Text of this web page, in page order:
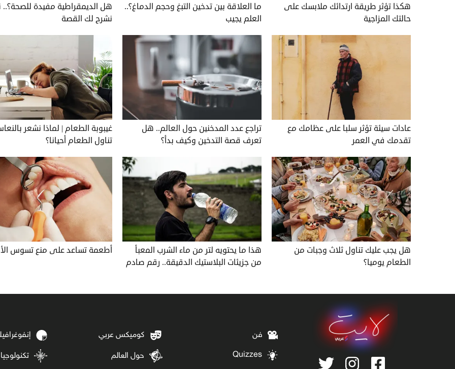
هكذا تؤثر طريقة ارتدائك ملابسك على
حالتك المزاجية
ما العلاقة بين تدخين التبغ وحجم الدماغ؟..
العلم يجيب
هل الديمقراطية مفيدة للصحة؟..
نشرح لك القصة
عادات سيئة تؤثر سلبا على عظامك مع
تقدمك في العمر
تراجع عدد المدخنين حول العالم.. هل
تعرف قصة التدخين وكيف بدأ؟
غيبوبة الطعام | لماذا نشعر
تناول الطعام أحيانا؟
هل يجب عليك تناول ثلاث وجبات من
الطعام يوميا؟
هذا ما يحتويه لتر من ماء الشرب المعبأ
من جزيئات البلاستيك الدقيقة.. رقم صادم
أطعمة تساعد على منع تسوس
فن كوميكس عربي
Quizzes حول العالم تكنولوجيا